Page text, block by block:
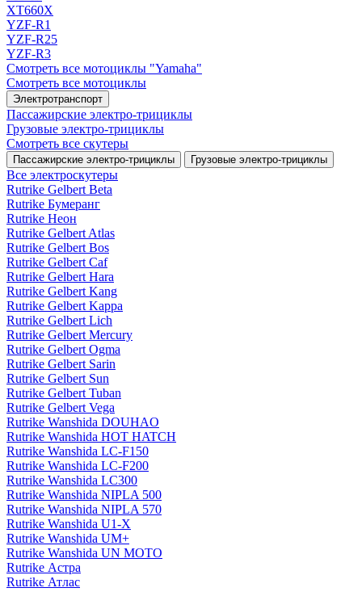
XT660X
YZF-R1
YZF-R25
YZF-R3
Смотреть все мотоциклы "Yamaha"
Смотреть все мотоциклы
Электротранспорт
Пассажирские электро‑трициклы
Грузовые электро‑трициклы
Смотреть все скутеры
Пассажирские электро‑трициклы Грузовые электро‑трициклы
Все электро­скутеры
Rutrike Gelbert Beta
Rutrike Бумеранг
Rutrike Неон
Rutrike Gelbert Atlas
Rutrike Gelbert Bos
Rutrike Gelbert Caf
Rutrike Gelbert Hara
Rutrike Gelbert Kang
Rutrike Gelbert Kappa
Rutrike Gelbert Lich
Rutrike Gelbert Mercury
Rutrike Gelbert Ogma
Rutrike Gelbert Sarin
Rutrike Gelbert Sun
Rutrike Gelbert Tuban
Rutrike Gelbert Vega
Rutrike Wanshida DOUHAO
Rutrike Wanshida HOT HATCH
Rutrike Wanshida LC-F150
Rutrike Wanshida LC-F200
Rutrike Wanshida LC300
Rutrike Wanshida NIPLA 500
Rutrike Wanshida NIPLA 570
Rutrike Wanshida U1-X
Rutrike Wanshida UM+
Rutrike Wanshida UN MOTO
Rutrike Астра
Rutrike Атлас